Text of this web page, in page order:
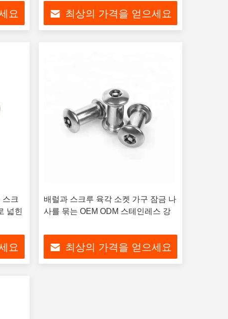
요 최상의 가격을 얻으세요
스크
넓힌
요
배럴과 스크루 육각 소켓 가구 잠금 나
사를 묶는 OEM ODM 스테인레스 강
최상의 가격을 얻으세요